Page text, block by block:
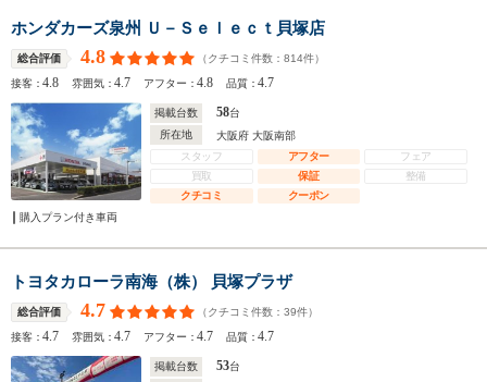
ホンダカーズ泉州 Ｕ－Ｓｅｌｅｃｔ貝塚店
総合評価 4.8 （クチコミ件数： 814件）
接客：4.8 雰囲気：4.7 アフター：4.8 品質：4.7
掲載台数 58台
所在地
大阪府 大阪南部
スタッフ
アフター
フェア
買取
保証
整備
クチコミ
クーポン
購入プラン付き車両
トヨタカローラ南海（株） 貝塚プラザ
総合評価 4.7 （クチコミ件数： 39件）
接客：4.7 雰囲気：4.7 アフター：4.7 品質：4.7
掲載台数 53台